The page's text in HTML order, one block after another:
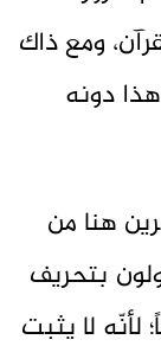
ومع ذاك
دونه
هنا من
بتحريف
لا يثبت